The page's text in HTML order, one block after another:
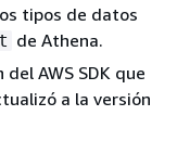
tipos de datos
de Athena.
del AWS SDK que
a la versión